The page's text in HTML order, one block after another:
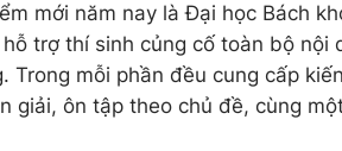
mới năm nay là Đại học Bách
trợ thí sinh củng cố toàn bộ nội
Trong mỗi phần đều cung cấp
giải, ôn tập theo chủ đề, cùng